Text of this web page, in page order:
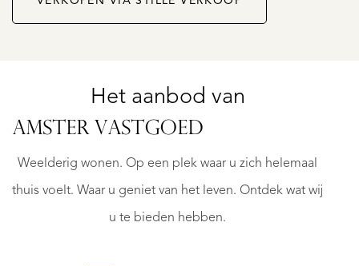
Het aanbod van
AMSTER VASTGOED
Weelderig wonen. Op een plek waar u zich helemaal
thuis voelt. Waar u geniet van het leven. Ontdek wat wij
u te bieden hebben.
AMSTERDAM
SILODAM
129
1.175.000